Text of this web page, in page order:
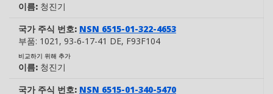
이름: 청진기
국가 주식 번호: NSN 6515-01-322-4653
부품: 1021 , 93-6-17-41 DE, F93F104
비교하기 위해 추가
이름: 청진기
국가 주식 번호: NSN 6515-01-340-5470